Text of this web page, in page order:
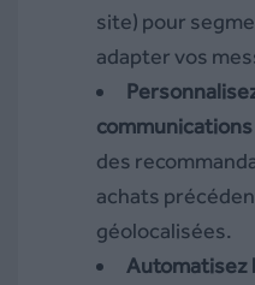
site) pour
adapter vos
communications
des
achats
géolocalisées.
Automatisez